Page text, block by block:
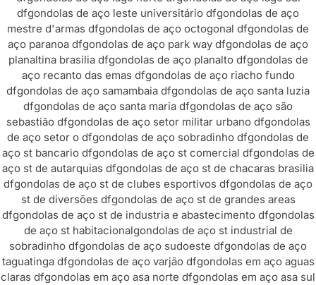
dfgondolas de aço leste universitário dfgondolas de aço
mestre d'armas dfgondolas de aço octogonal dfgondolas de
aço paranoa dfgondolas de aço park way dfgondolas de aço
planaltina brasilia dfgondolas de aço planalto dfgondolas de
aço recanto das emas dfgondolas de aço riacho fundo
dfgondolas de aço samambaia dfgondolas de aço santa luzia
dfgondolas de aço santa maria dfgondolas de aço são
sebastião dfgondolas de aço setor militar urbano dfgondolas
de aço setor o dfgondolas de aço sobradinho dfgondolas de
aço st bancario dfgondolas de aço st comercial dfgondolas de
aço st de autarquias dfgondolas de aço st de chacaras brasilia
dfgondolas de aço st de clubes esportivos dfgondolas de aço
st de diversões dfgondolas de aço st de grandes areas
dfgondolas de aço st de industria e abastecimento dfgondolas
de aço st habitacionalgondolas de aço st industrial de
sobradinho dfgondolas de aço sudoeste dfgondolas de aço
taguatinga dfgondolas de aço varjão dfgondolas em aço aguas
claras dfgondolas em aço asa norte dfgondolas em aço asa sul